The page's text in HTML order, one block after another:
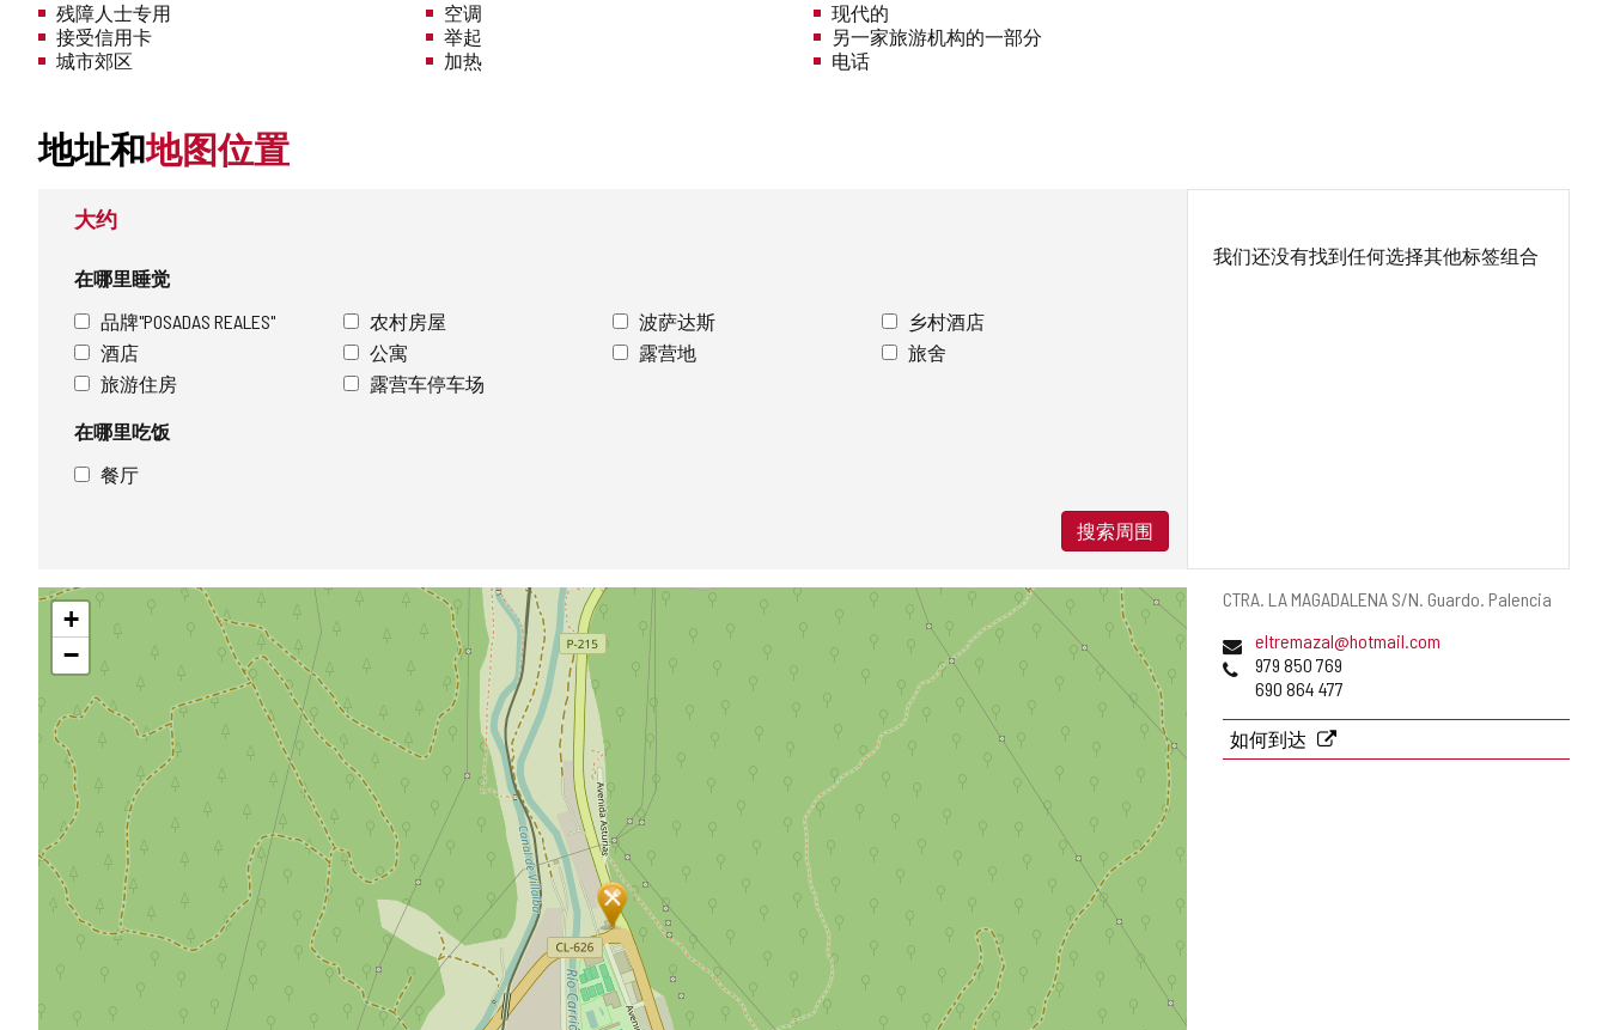
残障人士专用
接受信用卡
城市郊区
空调
举起
加热
现代的
另一家旅游机构的一部分
电话
地址和地图位置
邮
地
址
CTRA. LA MAGADALENA S/N. Guardo. Palencia
电
子
地
址
eltremazal@hotmail.com
电
979 850 769
690 864 477
如何到达
大约
在哪里睡觉
品牌"POSADAS REALES"
农村房屋 波萨达斯
乡村酒店
酒店
公寓 露营地
旅舍
旅游住房
露营车停车场
在哪里吃饭
餐厅
搜索周围
我们还没有找到任何选择其他标签组合
跳
图
+
−